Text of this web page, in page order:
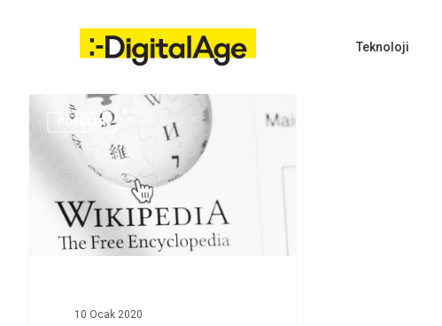
Hit enter to search or ESC to close
Teknoloji
POPÜLER
10 Ocak 2020